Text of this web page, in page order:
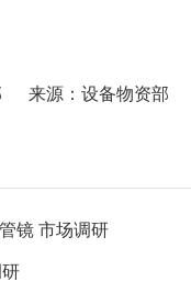
来源：设备物资部
镜 市场调研